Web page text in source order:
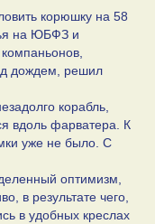
корюшку на 58
на ЮБФЗ и
дождем, решил
корабль,
вдоль фарватера. К
уже не было. С
оптимизм,
в результате чего,
в удобных креслах